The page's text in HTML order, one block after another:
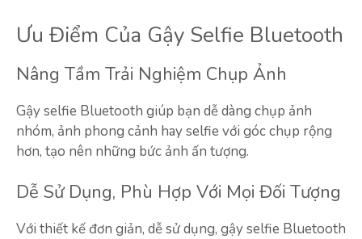
Ưu Điểm Của Gậy Selfie Bluetooth
Nâng Tầm Trải Nghiệm Chụp Ảnh
Gậy selfie Bluetooth giúp bạn dễ dàng chụp ảnh
nhóm, ảnh phong cảnh hay selfie với góc chụp rộng
hơn, tạo nên những bức ảnh ấn tượng.
Dễ Sử Dụng, Phù Hợp Với Mọi Đối Tượng
Với thiết kế đơn giản, dễ sử dụng, gậy selfie Bluetooth